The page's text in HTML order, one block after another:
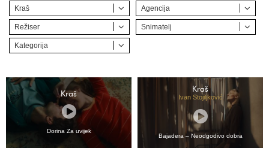
Kraš Agencija
Režiser Snimatelj
Kategorija
Kraš
Dorina Za uvijek
Kraš
Ivan Stojiljković
Bajadera – Neodgodivo dobra